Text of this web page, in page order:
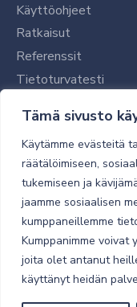
Tämä sivusto
Käytämme evästeitä
räätälöimiseen,
tukemiseen ja
jaamme sosiaalisen
kumppaneillemme
Kumppanimme voivat
joita olet antanut
käyttänyt heidän
Käyttöohjeet
Ratkaisut
Referenssit
Tietoturvatesti
Tilaajalle
Toimitustavat ja -
Verkkokaupan
Toimitusehdot
Tietosuojaseloste
Tietoturva